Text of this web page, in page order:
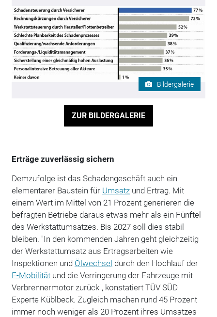
Bildergalerie
ZUR BILDERGALERIE
Erträge zuverlässig sichern
Demzufolge ist das Schadengeschäft auch ein
elementarer Baustein für Umsatzund Ertrag. Mit
einem Wert im Mittel von 21 Prozent generieren die
befragten Betriebe daraus etwas mehr als ein Fünftel
des Werkstattumsatzes. Bis 2027 soll dies stabil
bleiben. "In den kommenden Jahren geht gleichzeitig
der Werkstattumsatz aus Ertragsarbeiten wie
Inspektionen und Ölwechsel durch den Hochlauf der
E-Mobilitätund die Verringerung der Fahrzeuge mit
Verbrennermotor zurück", konstatiert TÜV SÜD
Experte Küblbeck. Zugleich machen rund 45 Prozent
immer noch weniger als 20 Prozent ihres Umsatzes